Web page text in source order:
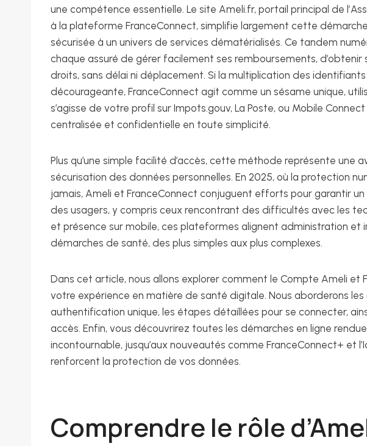
une compétence essentielle. Le site Ameli.fr, portail principal de
à la plateforme FranceConnect, simplifie largement cette
sécurisée à un univers de services dématérialisés. Ce tandem
chaque assuré de gérer facilement ses remboursements,
droits, sans délai ni déplacement. Si la multiplication des
décourageante, FranceConnect agit comme un sésame unique,
s’agisse de votre profil sur Impots.gouv, La Poste, ou Mobile
centralisée et confidentielle en toute simplicité.
Plus qu’une simple facilité d’accès, cette méthode représente une
sécurisation des données personnelles. En 2025, où la protection
jamais, Ameli et FranceConnect conjuguent efforts pour garantir
des usagers, y compris ceux rencontrant des difficultés avec les
et présence sur mobile, ces plateformes alignent administration et
démarches de santé, des plus simples aux plus complexes.
Dans cet article, nous allons explorer comment le Compte Ameli et
votre expérience en matière de santé digitale. Nous aborderons
authentification unique, les étapes détaillées pour se connecter,
accès. Enfin, vous découvrirez toutes les démarches en ligne
incontournable, jusqu’aux nouveautés comme FranceConnect+ et
renforcent la protection de vos données.
Comprendre le rôle